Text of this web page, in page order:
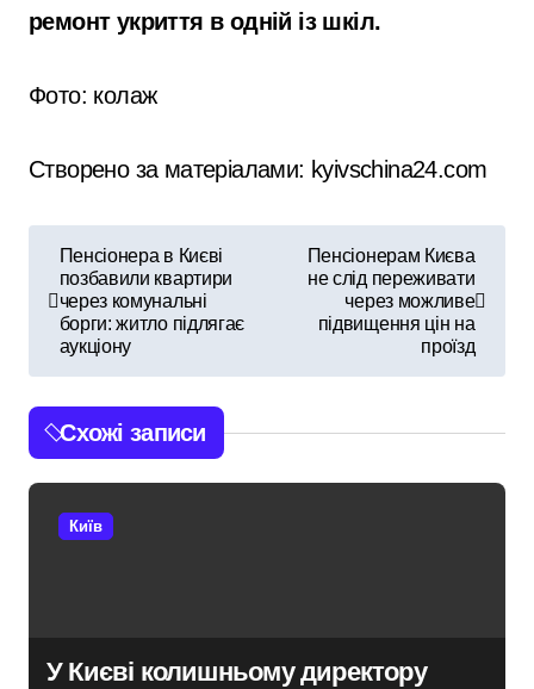
ремонт укриття в одній із шкіл.
Фото: колаж
Створено за матеріалами: kyivschina24.com
г
а
Пенсіонера в Києві
позбавили квартири
через комунальні
борги: житло підлягає
аукціону
Пенсіонерам Києва
не слід переживати
через можливе
підвищення цін на
проїзд
Схожі записи
Київ
У Києві колишньому директору